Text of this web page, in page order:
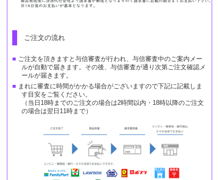
ご注文の流れ
ご注文を頂きますと与信審査が行われ、与信審査中のご案内メー
ルが自動で届きます。その後、与信審査が通り次第ご注文確認メ
ールが届きます。
まれに審査に時間がかかる場合がございますので下記に記載しま
す目安をご覧ください。
（当日18時までのご注文の場合は2時間以内・18時以降のご注文
の場合は翌日11時まで）